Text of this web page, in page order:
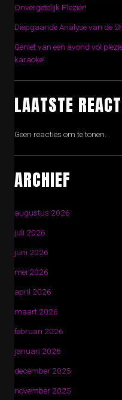
Onvergetelijk Plezier!
Diepgaande Analyse van de
Geniet van een avond vol
karaoke!
LAATSTE
Geen reacties om te tonen.
ARCHIEF
augustus 2026
juli 2026
juni 2026
mei 2026
april 2026
maart 2026
februari 2026
januari 2026
december 2025
november 2025